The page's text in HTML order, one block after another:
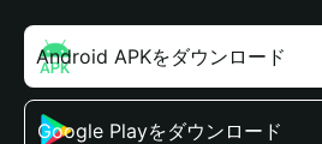
Android APKをダウンロード
Google Playをダウンロード